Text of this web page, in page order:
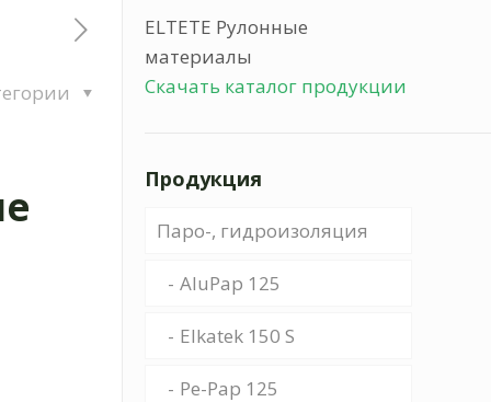
ELTETE Рулонные
материалы
Скачать каталог продукции
Продукция
Паро-, гидроизоляция
AluPap 125
Elkatek 150 S
Pe-Pap 125